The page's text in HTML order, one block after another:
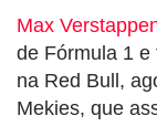
Max
de Fórmula 1
na Red Bull,
Mekies, que